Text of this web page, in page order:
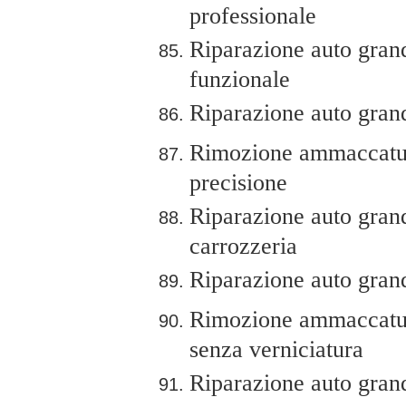
professionale
Riparazione auto
funzionale
Riparazione auto
Rimozione
precisione
Riparazione auto
carrozzeria
Riparazione auto
Rimozione
senza verniciatura
Riparazione auto